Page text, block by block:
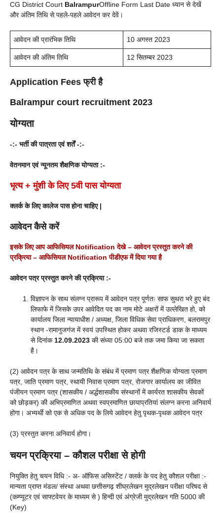
CG District Court BalrampurOffline Form Last Date ध्यान से देखें
और अंतिम तिथि से पहले-पहले आवेदन कर देवें।
आवेदन की प्रारंभिक तिथि 10 अगस्त 2023
आवेदन की अंतिम तिथि 12 सितम्बर 2023
Application Fees फ्री है
Balrampur court recruitment 2023
योग्यता
-:- भर्ती की पात्रता एवं शर्तें -:-
वेतनमान एवं न्यूनतम शैक्षणिक योग्यता :-
भृत्य + मुंशी के लिए 5वी पास योग्यता
क्लर्क के लिए कालेज पास होना चाहिए |
आवेदन कैसे करें
इसके लिए आप आफिसियल Notification देखे – आवेदन प्रस्तुत करने की
प्रक्रिया– आफिसियल Notification पीडीएफ में दिया गया है
आवेदन पत्र प्रस्तुत करने की प्रक्रिया :-
विज्ञापन के साथ संलग्न प्रारूप में आवेदन पत्र पूर्णतः साफ सुथरा भरे हुए बंद
लिफाफे में जिसके उपर आवेदित पद का नाम मोटे अक्षरों में उल्लेखित हो, को
कार्यालय जिला न्यायाधीश / अध्यक्ष, जिला विधिक सेवा प्राधिकरण, बलरामपुर
स्थान -रामानुजगंज में स्वयं उपस्थित होकर अथवा रजिस्टर्ड डाक के माध्यम
से दिनांक12.09.2023 की संध्या 05:00 बजे तक जमा किया जा सकता
है।
(2) आवेदन पत्र के साथ जन्मतिथि के संबंध में प्रमाण पत्र शैक्षणिक योग्यता प्रमाण
पत्र, जाति प्रमाण पत्र, स्थायी निवास प्रमाण पत्र, रोजगार कार्यालय का जीवित
पंजीयन प्रमाण पत्र (शासकीय / अर्द्धशासकीय संस्थानों में कार्यरत शासकीय सेवकों
को छोड़कर) की अभिप्रमाणित अथवा स्वप्रमाणित छायाप्रतियां संलग्न करना अनिवार्य
होगा। अभ्यर्थी को एक से अधिक पद के लिये आवेदन हेतु पृथक-पृथक आवेदन पत्र
(3) प्रस्तुत करना अनिवार्य होगा।
चयन प्रक्रिया – कौशल परीक्षा से होगी
नियुक्ति हेतु चयन विधि :- अ- ऑफिस असिस्टेंट / क्लर्क के पद हेतु कौशल परीक्षा :-
मान्यता प्राप्त मंडल/ संस्था अथवा छत्तीसगढ़ शीघ्रलेखन मुद्रलेखन परीक्षा परिषद से
(कम्प्यूटर एवं साफ्टवेयर के माध्यम से ) हिन्दी एवं अंग्रेजी मुद्रलेखन गति 5000 की
(Key)